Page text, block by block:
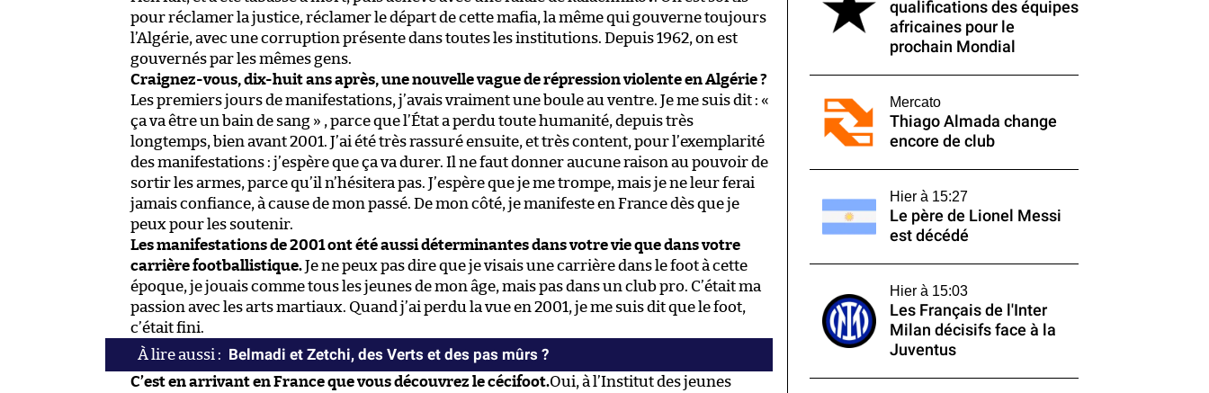
pour réclamer la justice, réclamer le départ de cette mafia, la même qui gouverne toujours
l’Algérie, avec une corruption présente dans toutes les institutions. Depuis 1962, on est
gouvernés par les mêmes gens.
Craignez-vous, dix-huit ans après, une nouvelle vague de répression violente en Algérie ?
Les premiers jours de manifestations, j’avais vraiment une boule au ventre. Je me suis dit : «
ça va être un bain de sang » , parce que l’État a perdu toute humanité, depuis très
longtemps, bien avant 2001. J’ai été très rassuré ensuite, et très content, pour l’exemplarité
des manifestations : j’espère que ça va durer. Il ne faut donner aucune raison au pouvoir de
sortir les armes, parce qu’il n’hésitera pas. J’espère que je me trompe, mais je ne leur ferai
jamais confiance, à cause de mon passé. De mon côté, je manifeste en France dès que je
peux pour les soutenir.
Les manifestations de 2001 ont été aussi déterminantes dans votre vie que dans votre
carrière footballistique.Je ne peux pas dire que je visais une carrière dans le foot à cette
époque, je jouais comme tous les jeunes de mon âge, mais pas dans un club pro. C’était ma
passion avec les arts martiaux. Quand j’ai perdu la vue en 2001, je me suis dit que le foot,
c’était fini.
Belmadi et Zetchi, des Verts et des pas mûrs ?
C’est en arrivant en France que vous découvrez le cécifoot.Oui, à l’Institut des jeunes
qualifications des équipes
africaines pour le
prochain Mondial
Mercato
Thiago Almada change
encore de club
Hier à 15:27
Le père de Lionel Messi
est décédé
Hier à 15:03
Les Français de l'Inter
Milan décisifs face à la
Juventus